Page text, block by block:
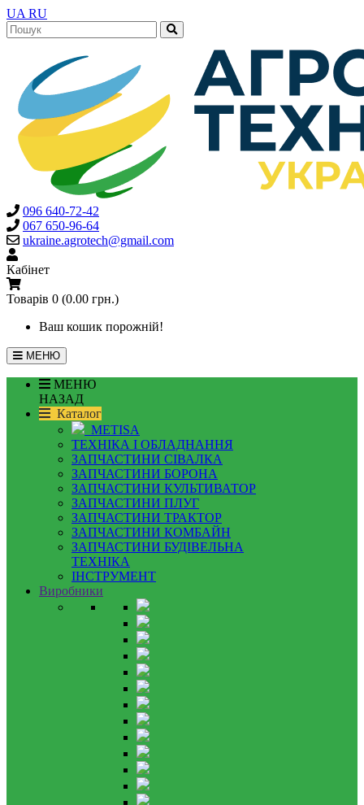
UA RU
096 640-72-42
067 650-96-64
ukraine.agrotech@gmail.com
Кабінет
Товарів 0 (0.00 грн.)
Ваш кошик порожній!
МЕНЮ
МЕНЮ
НАЗАД
Каталог
METISA
ТЕХНІКА І ОБЛАДНАННЯ
ЗАПЧАСТИНИ СІВАЛКА
ЗАПЧАСТИНИ БОРОНА
ЗАПЧАСТИНИ КУЛЬТИВАТОР
ЗАПЧАСТИНИ ПЛУГ
ЗАПЧАСТИНИ ТРАКТОР
ЗАПЧАСТИНИ КОМБАЙН
ЗАПЧАСТИНИ БУДІВЕЛЬНА
ТЕХНІКА
ІНСТРУМЕНТ
Виробники